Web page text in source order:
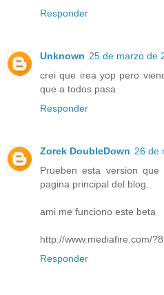
Responder
Unknown 25 de marzo de
crei que irea yop pero
que a todos pasa
Responder
Zorek DoubleDown 26 de
Prueben esta version
pagina principal del blog.
ami me funciono este beta
http://www.mediafire.com/
Responder